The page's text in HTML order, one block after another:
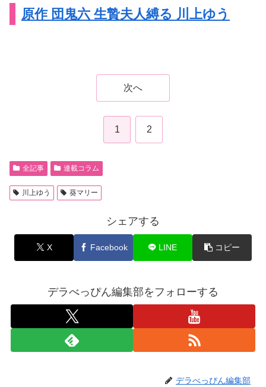
原作 団鬼六 生贄夫人縛る 川上ゆう
次へ
1 2
全記事 連載コラム
川上ゆう 葵マリー
シェアする
X Facebook LINE コピー
デラべっぴん編集部をフォローする
デラべっぴん編集部